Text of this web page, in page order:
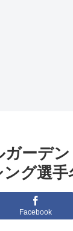
ガーデ
グ選手
Facebook